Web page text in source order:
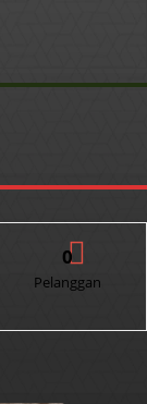
0
Pelanggan